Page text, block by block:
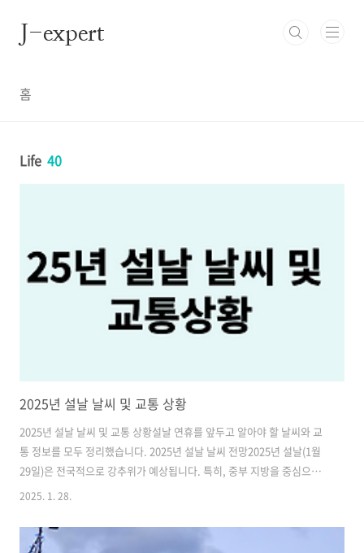
J-expert
홈
Life 40
2025년 설날 날씨 및 교통 상황
2025년 설날 날씨 및 교통 상황설날 연휴를 앞두고 알아야 할 날씨와 교
통 정보를 모두 정리했습니다. 2025년 설날 날씨 전망2025년 설날(1월
29일)은 전국적으로 강추위가 예상됩니다. 특히, 중부 지방을 중심으로
대설 특보가 발효될 가능성이 높으며, 서울과 인천 지역에는 3~8cm의
로 영하 10도까지 떨어질 것으로 보이며, 체감 온도는 더욱 낮아질 전망
입니다.서쪽 지방에서는 많은 눈이 쌓일 가능성이 있으니, 빙판길에 대한
2025. 1. 28.